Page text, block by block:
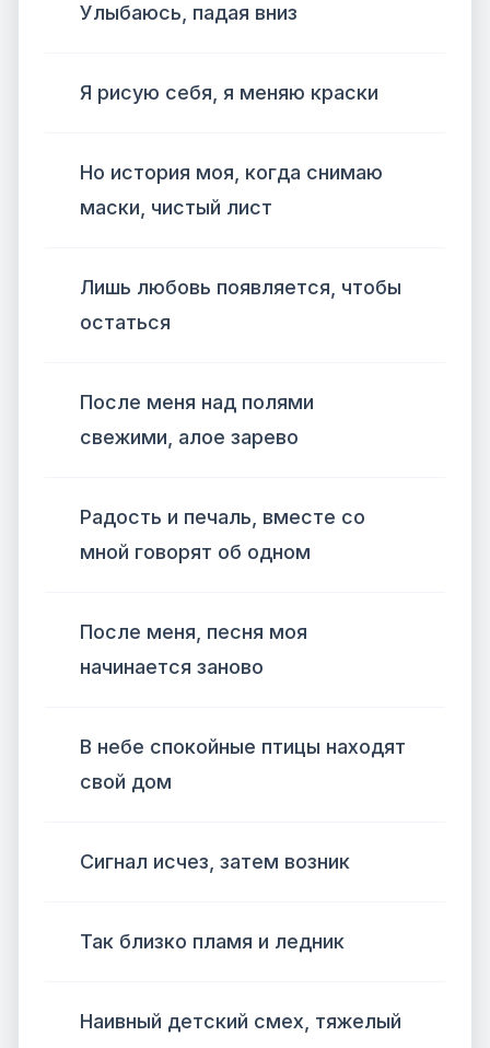
Улыбаюсь, падая вниз
Я рисую себя, я меняю краски
Но история моя, когда снимаю
маски, чистый лист
Лишь любовь появляется, чтобы
остаться
После меня над полями
свежими, алое зарево
Радость и печаль, вместе со
мной говорят об одном
После меня, песня моя
начинается заново
В небе спокойные птицы находят
свой дом
Сигнал исчез, затем возник
Так близко пламя и ледник
Наивный детский смех, тяжелый